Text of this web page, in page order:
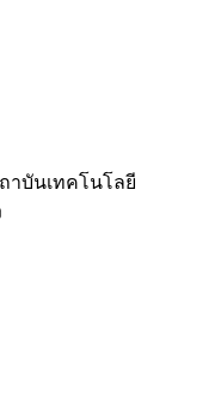
าบันเทคโนโลยี